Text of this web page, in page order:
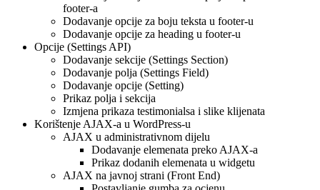
footer-a
Dodavanje opcije za boju teksta u footer-u
Dodavanje opcije za heading u footer-u
Opcije (Settings API)
Dodavanje sekcije (Settings Section)
Dodavanje polja (Settings Field)
Dodavanje opcije (Setting)
Prikaz polja i sekcija
Izmjena prikaza testimonialsa i slike klijenata
Korištenje AJAX-a u WordPress-u
AJAX u administrativnom dijelu
Dodavanje elemenata preko AJAX-a
Prikaz dodanih elemenata u widgetu
AJAX na javnoj strani (Front End)